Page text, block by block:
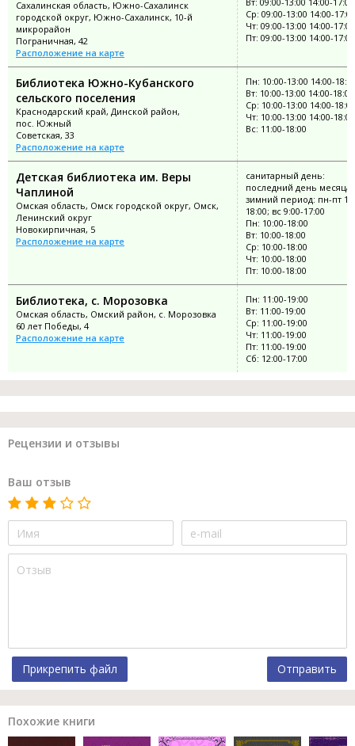
Сахалинская область, Южно-Сахалинск
городской округ, Южно-Сахалинск, 10-й
микрорайон
Пограничная, 42
Расположение на карте
Ср: 09:00-13:00 14:00-17:00
Чт: 09:00-13:00 14:00-17:00
Пт: 09:00-13:00 14:00-17:00
Библиотека Южно-Кубанского
сельского поселения
Краснодарский край, Динской район,
пос. Южный
Советская, 33
Расположение на карте
Пн: 10:00-13:00 14:00-
Вт: 10:00-13:00 14:00-18:00
Ср: 10:00-13:00 14:00-18:00
Чт: 10:00-13:00 14:00-18:00
Вс: 11:00-18:00
Детская библиотека им. Веры
Чаплиной
Омская область, Омск городской округ, Омск,
Ленинский округ
Новокирпичная, 5
Расположение на карте
санитарный день:
последний день месяца;
зимний период: пн-пт
18:00; вс 9:00-17:00
Пн: 10:00-18:00
Вт: 10:00-18:00
Ср: 10:00-18:00
Чт: 10:00-18:00
Пт: 10:00-18:00
Библиотека, с. Морозовка
Омская область, Омский район, с. Морозовка
60 лет Победы, 4
Расположение на карте
Пн: 11:00-19:00
Вт: 11:00-19:00
Ср: 11:00-19:00
Чт: 11:00-19:00
Пт: 11:00-19:00
Сб: 12:00-17:00
Рецензии и отзывы
Ваш отзыв
Прикрепить файл Отправить
Похожие книги